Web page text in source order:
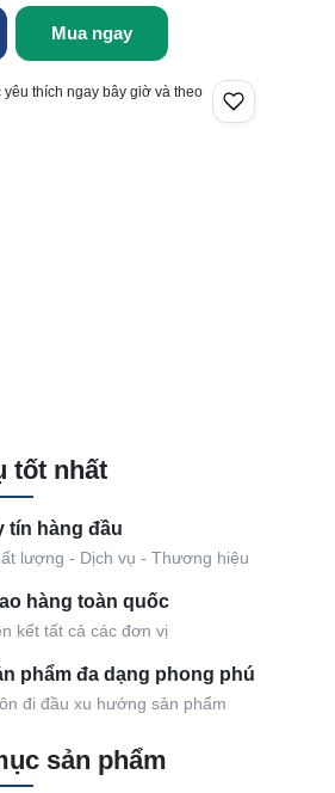
Mua ngay
thích ngay bây giờ và theo
tốt nhất
tín hàng đầu
lượng - Dịch vụ - Thương hiệu
hàng toàn quốc
kết tất cả các đơn vị
phẩm đa dạng phong phú
đi đầu xu hướng sản phẩm
sản phẩm